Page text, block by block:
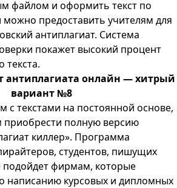
файлом и оформить текст по
можно предоставить учителям для
антиплагиат. Система
покажет высокий процент
текста.
антиплагиата онлайн — хитрый
вариант №8
текстами на постоянной основе,
приобрести полную версию
киллер». Программа
студентов, пишущих
подойдет фирмам, которые
написанию курсовых и дипломных